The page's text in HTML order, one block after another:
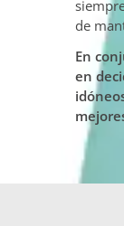
de
En
en